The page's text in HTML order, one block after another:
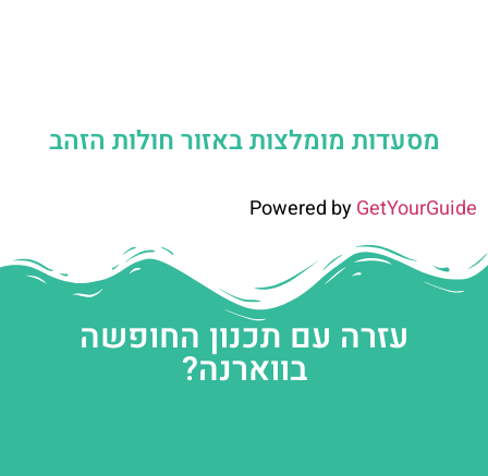
מסעדות מומלצות באזור חולות הזהב
Powered byGetYourGuide
עזרה עם תכנון החופשה
בווארנה?